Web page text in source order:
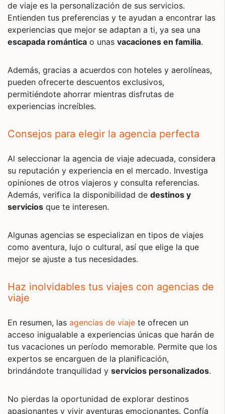
de viaje es la personalización de sus servicios.
Entienden tus preferencias y te ayudan a encontrar las
experiencias que mejor se adaptan a ti, ya sea una
escapada romántica o unas vacaciones en familia.
Además, gracias a acuerdos con hoteles y aerolíneas,
pueden ofrecerte descuentos exclusivos,
permitiéndote ahorrar mientras disfrutas de
experiencias increíbles.
Consejos para elegir la agencia perfecta
Al seleccionar la agencia de viaje adecuada, considera
su reputación y experiencia en el mercado. Investiga
opiniones de otros viajeros y consulta referencias.
Además, verifica la disponibilidad de destinos y
servicios que te interesen.
Algunas agencias se especializan en tipos de viajes
como aventura, lujo o cultural, así que elige la que
mejor se ajuste a tus necesidades.
Haz inolvidables tus viajes con agencias de
viaje
En resumen, las agencias de viaje te ofrecen un
acceso inigualable a experiencias únicas que harán de
tus vacaciones un período memorable. Permite que los
expertos se encarguen de la planificación,
brindándote tranquilidad y servicios personalizados.
No pierdas la oportunidad de explorar destinos
apasionantes y vivir aventuras emocionantes. Confía